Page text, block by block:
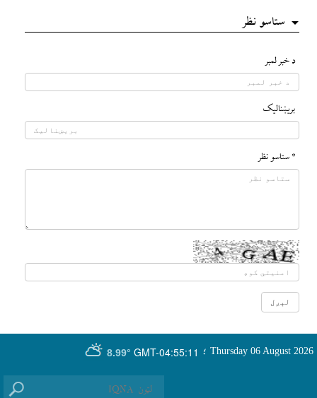
ستاسو نظر
د خبر لمبر
بريښناليک
* ستاسو نظر
GMT-04:55:11
8.99° Thursday 06 August 2026 ؛